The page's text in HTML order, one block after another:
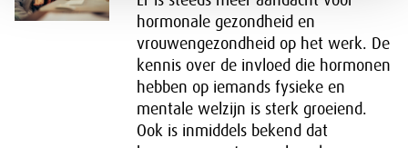
hormonale gezondheid en
vrouwengezondheid op het werk. De
kennis over de invloed die hormonen
hebben op iemands fysieke en
mentale welzijn is sterk groeiend.
Ook is inmiddels bekend dat